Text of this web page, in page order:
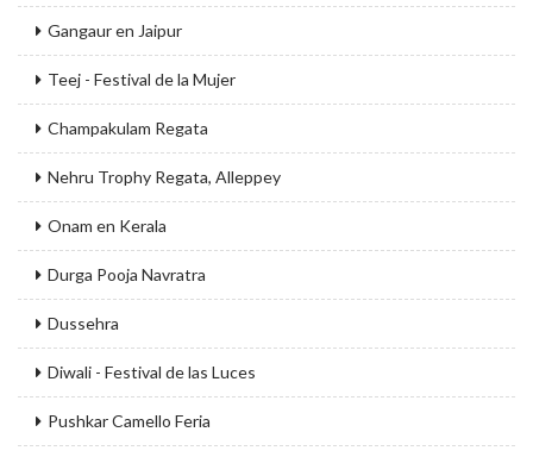
Gangaur en Jaipur
Teej - Festival de la Mujer
Champakulam Regata
Nehru Trophy Regata, Alleppey
Onam en Kerala
Durga Pooja Navratra
Dussehra
Diwali - Festival de las Luces
Pushkar Camello Feria